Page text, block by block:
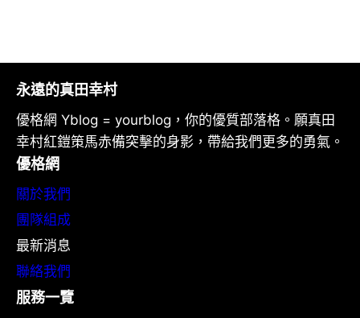
永遠的真田幸村
優格網 Yblog = yourblog，你的優質部落格。願真田
幸村紅鎧策馬赤備突擊的身影，帶給我們更多的勇氣。
優格網
關於我們
團隊組成
最新消息
聯絡我們
服務一覽